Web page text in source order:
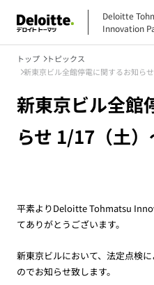
Deloitte
Innovation
トップ
トピックス
新東京ビル全館停電に関するお知ら
新東京ビル全館
らせ 1/17（土）
平素よりDeloitte Tohmatsu
てありがとうございます。
新東京ビルにおいて、法定点検
のでお知らせ致します。